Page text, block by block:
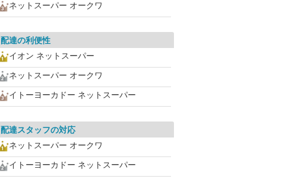
ネットスーパー オークワ
配達の利便性
イオン ネットスーパー
ネットスーパー オークワ
イトーヨーカドー ネットスーパー
配達スタッフの対応
ネットスーパー オークワ
イトーヨーカドー ネットスーパー